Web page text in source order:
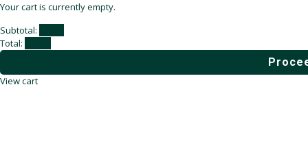
Your cart is currently empty.
Subtotal:
Total:
View cart